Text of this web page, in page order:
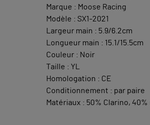
Marque : Moose Racing
Modèle : SX1-2021
Largeur main : 5.9/6.2cm
Longueur main : 15.1/15.5cm
Couleur : Noir
Taille : YL
Homologation : CE
Conditionnement : par paire
Matériaux : 50% Clarino,